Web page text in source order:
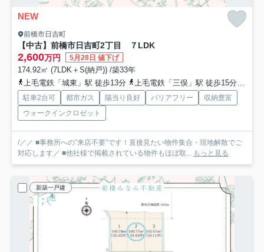
NEW
前橋市日吉町
【中古】前橋市日吉町2丁目 ７LDK
2,600万円 5月28日 値下げ
174.92㎡ (7LDK＋S(納戸)) /築33年
上毛電鉄「城東」駅 徒歩13分
上毛電鉄「三俣」駅 徒歩15分
駐車2台可 都市ガス 陽当り良好 バリアフリー
収納豊富
ウォークインクロゼット
/／／ ■事務所への”来店不要”です！直接見たい物件集合・現地解散でご
対応します／ ■他社様で掲載されている物件もほぼ取...
もっと見る
新築一戸建